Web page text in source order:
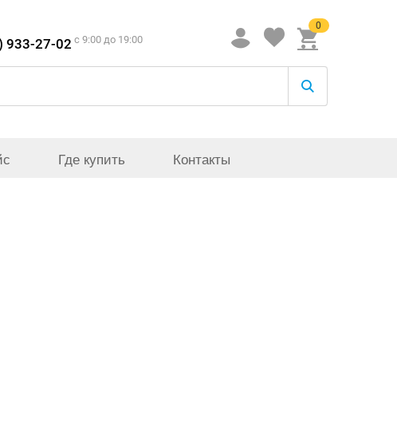
933-27-02 c 9:00 до 19:00
0
Где купить Контакты